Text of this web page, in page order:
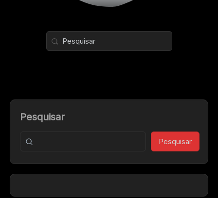
Pesquisar
Pesquisar